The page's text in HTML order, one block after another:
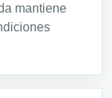
mantiene